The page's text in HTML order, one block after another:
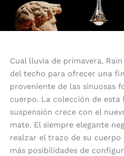
Cual lluvia de primavera,
del techo para ofrecer una
proveniente de las sinuosas
cuerpo. La colección de esta
suspensión crece con el
mate. El siempre elegante
realzar el trazo de su
más posibilidades de